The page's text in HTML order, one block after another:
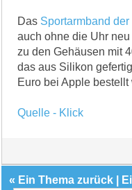
Das Sportarmband der
auch ohne die Uhr
zu den Gehäusen mit
das aus Silikon
Euro bei Apple bestellt
Quelle - Klick
« Ein Thema zurück